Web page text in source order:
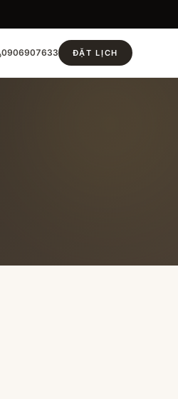
0906907633 ĐẶT LỊCH